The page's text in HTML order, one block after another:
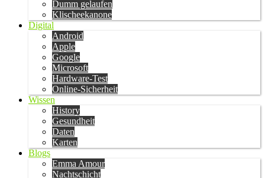
Dumm gelaufen
Klischeekanone
Digital
Android
Apple
Google
Microsoft
Hardware-Test
Online-Sicherheit
Wissen
History
Gesundheit
Daten
Karten
Blogs
Emma Amour
Nachtschicht